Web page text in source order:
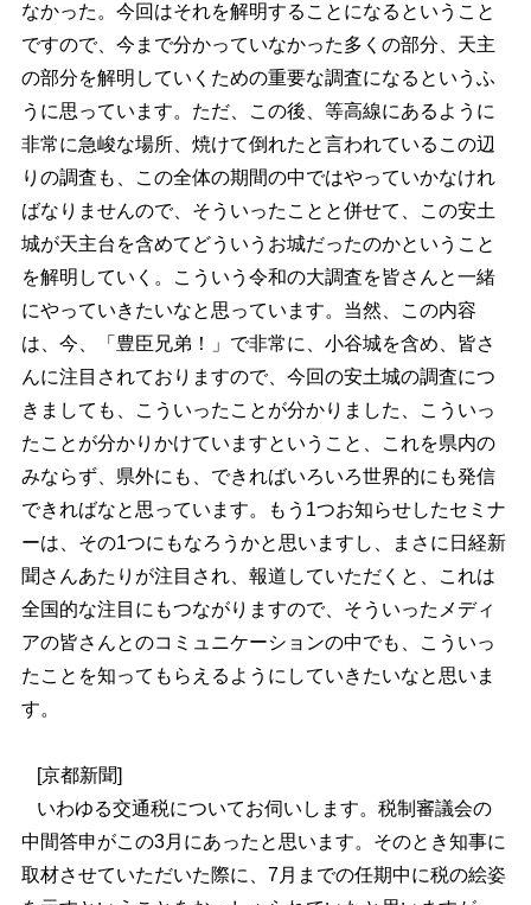
なかった。今回はそれを解明することになるということ
ですので、今まで分かっていなかった多くの部分、天主
の部分を解明していくための重要な調査になるというふ
うに思っています。ただ、この後、等高線にあるように
非常に急峻な場所、焼けて倒れたと言われているこの辺
りの調査も、この全体の期間の中ではやっていかなけれ
ばなりませんので、そういったことと併せて、この安土
城が天主台を含めてどういうお城だったのかということ
を解明していく。こういう令和の大調査を皆さんと一緒
にやっていきたいなと思っています。当然、この内容
は、今、「豊臣兄弟！」で非常に、小谷城を含め、皆さ
んに注目されておりますので、今回の安土城の調査につ
きましても、こういったことが分かりました、こういっ
たことが分かりかけていますということ、これを県内の
みならず、県外にも、できればいろいろ世界的にも発信
できればなと思っています。もう1つお知らせしたセミナ
ーは、その1つにもなろうかと思いますし、まさに日経新
聞さんあたりが注目され、報道していただくと、これは
全国的な注目にもつながりますので、そういったメディ
アの皆さんとのコミュニケーションの中でも、こういっ
たことを知ってもらえるようにしていきたいなと思いま
す。
[京都新聞]
いわゆる交通税についてお伺いします。税制審議会の
中間答申がこの3月にあったと思います。そのとき知事に
取材させていただいた際に、7月までの任期中に税の絵姿